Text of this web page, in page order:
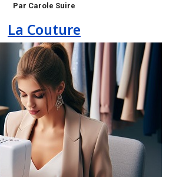
Par Carole Suire
La Couture